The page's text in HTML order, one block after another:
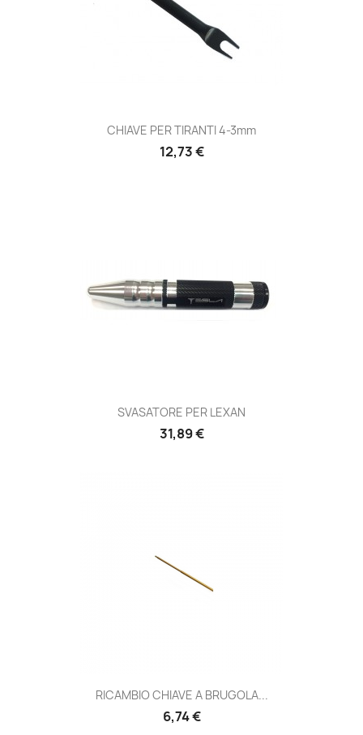
CHIAVE PER TIRANTI 4-3mm
Prezzo
12,73 €
SVASATORE PER LEXAN
Prezzo
31,89 €
RICAMBIO CHIAVE A BRUGOLA...
Prezzo
6,74 €